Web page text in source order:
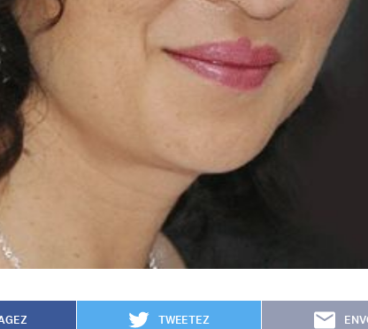
TWEETEZ